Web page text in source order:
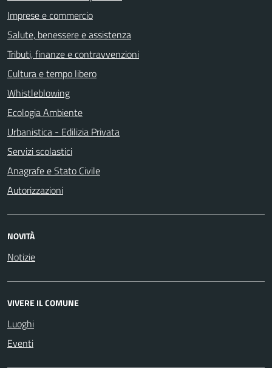
Imprese e commercio
Salute, benessere e assistenza
Tributi, finanze e contravvenzioni
Cultura e tempo libero
Whistleblowing
Ecologia Ambiente
Urbanistica - Edilizia Privata
Servizi scolastici
Anagrafe e Stato Civile
Autorizzazioni
NOVITÀ
Notizie
VIVERE IL COMUNE
Luoghi
Eventi